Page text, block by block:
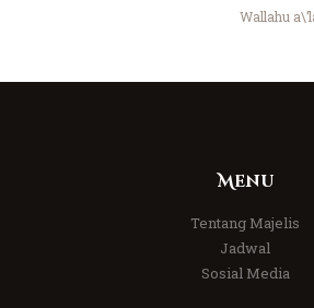
Wallahu
Menu
Tentang Majelis
Jadwal
Sosial Media